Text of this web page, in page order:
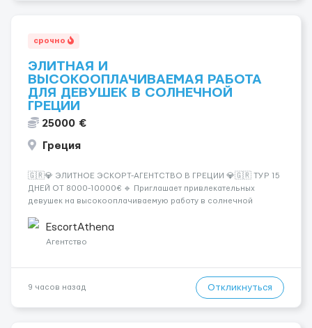
срочно
ЭЛИТНАЯ И
ВЫСОКООПЛАЧИВАЕМАЯ РАБОТА
ДЛЯ ДЕВУШЕК В СОЛНЕЧНОЙ
ГРЕЦИИ
25000 €
Греция
🇬🇷💎 ЭЛИТНОЕ ЭСКОРТ-АГЕНТСТВО В ГРЕЦИИ 💎🇬🇷 ТУР 15
ДНЕЙ ОТ 8000-10000€ 🔹 Приглашает привлекательных
девушек на высокооплачиваемую работу в солнечной
хорошие деньги 💶 — это предложение для тебя! 🔹
Требования: ✔️ Возраст от ...
EscortAthena
Агентство
9 часов назад Откликнуться